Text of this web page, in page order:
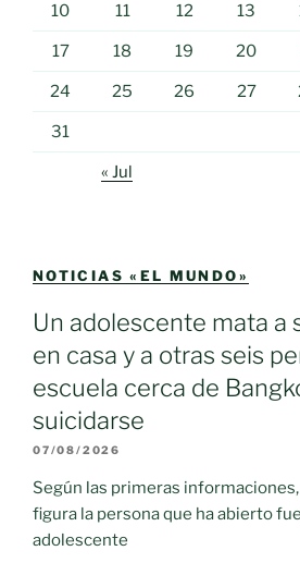
10 11 12 13
17 18 19 20
24 25 26 27
31
« Jul
NOTICIAS «EL MUNDO»
Un adolescente mata a
en casa y a otras seis
escuela cerca de
suicidarse
07/08/2026
Según las primeras
figura la persona que ha abierto
adolescente